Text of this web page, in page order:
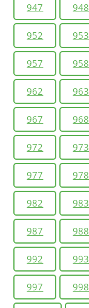
947 948
952 953
957 958
962 963
967 968
972 973
977 978
982 983
987 988
992 993
997 998